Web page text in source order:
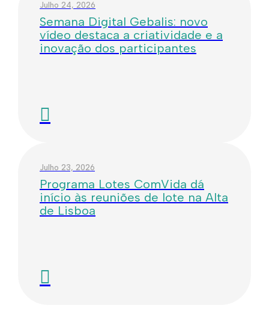
Julho 24, 2026
Semana Digital Gebalis: novo
vídeo destaca a criatividade e a
inovação dos participantes
Julho 23, 2026
Programa Lotes ComVida dá
início às reuniões de lote na Alta
de Lisboa